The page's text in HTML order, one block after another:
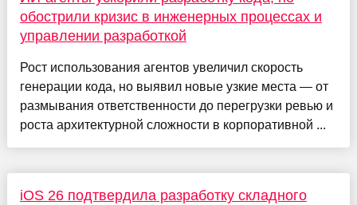
обострили кризис в инженерных процессах и
управлении разработкой
Рост использования агентов увеличил скорость
генерации кода, но выявил новые узкие места — от
размывания ответственности до перегрузки ревью и
роста архитектурной сложности в корпоративной ...
iOS 26 подтвердила разработку складного